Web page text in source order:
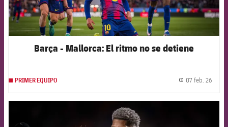
Barça - Mallorca: El ritmo no se detiene
PRIMER EQUIPO 07 feb. 26
FCB Barcelona badge